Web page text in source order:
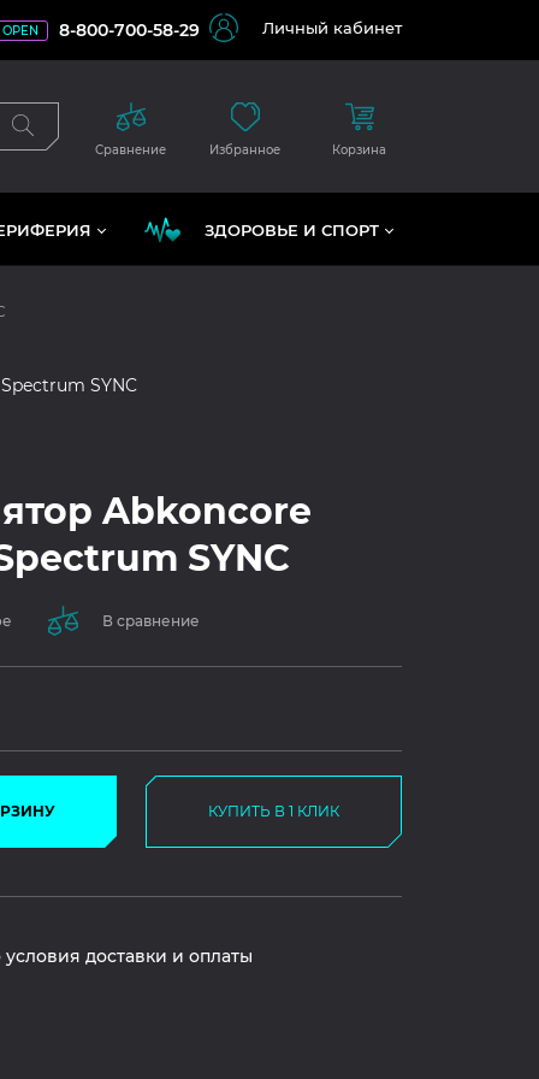
OPEN 8-800-700-58-29 Личный кабинет
Сравнение Избранное Корзина
ЗДОРОВЬЕ И СПОРТ
SYNC
Abkoncore
SYNC
В сравнение
КУПИТЬ В 1 КЛИК
доставки и оплаты